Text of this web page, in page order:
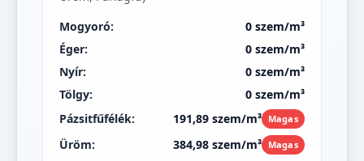
Mogyoró:
0 szem/m³
Éger:
0 szem/m³
Nyír:
0 szem/m³
Tölgy:
0 szem/m³
Pázsitfűfélék:
191,89 szem/m³ Magas
Üröm: 384,98 szem/m³ Magas